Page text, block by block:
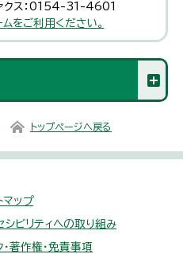
クス：0154-31-4601
をご利用ください。
トップページへ戻る
マップ
シビリティへの取り組み
・著作権・免責事項